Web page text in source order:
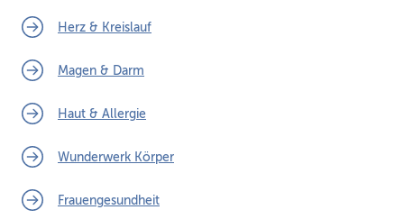
Herz & Kreislauf
Magen & Darm
Haut & Allergie
Wunderwerk Körper
Frauengesundheit